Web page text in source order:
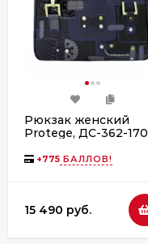
Рюкзак женский
Protege, ДС-362-170
+775 БАЛЛОВ!
15 490 руб.